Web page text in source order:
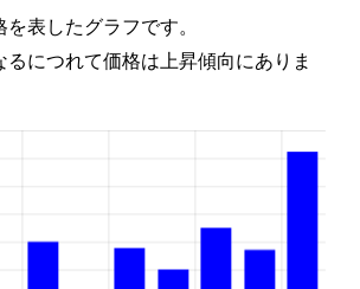
表したグラフです。
につれて価格は上昇傾向にありま